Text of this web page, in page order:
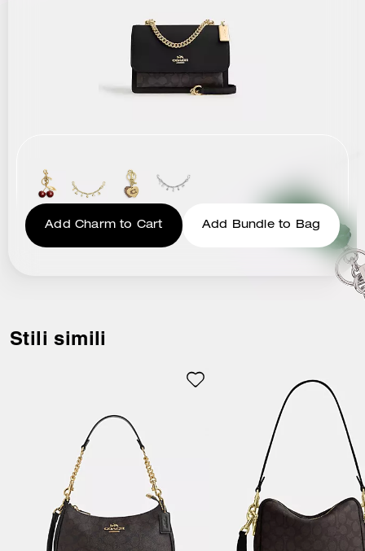
Add Charm to Cart Add Bundle to Bag
Stili simili